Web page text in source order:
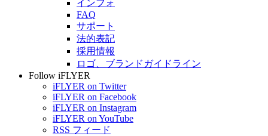
インフォ
FAQ
サポート
法的表記
採用情報
ロゴ、ブランドガイドライン
Follow iFLYER
iFLYER on Twitter
iFLYER on Facebook
iFLYER on Instagram
iFLYER on YouTube
RSS フィード